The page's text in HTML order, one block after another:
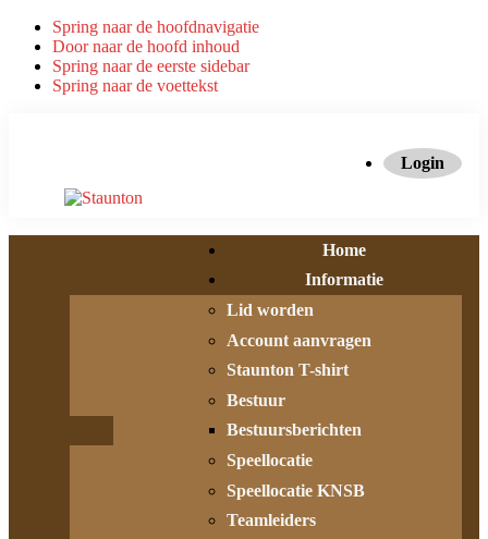
Spring naar de hoofdnavigatie
Door naar de hoofd inhoud
Spring naar de eerste sidebar
Spring naar de voettekst
Login
Home
Informatie
Lid worden
Account aanvragen
Staunton T-shirt
Bestuur
Bestuursberichten
Speellocatie
Speellocatie KNSB
Teamleiders